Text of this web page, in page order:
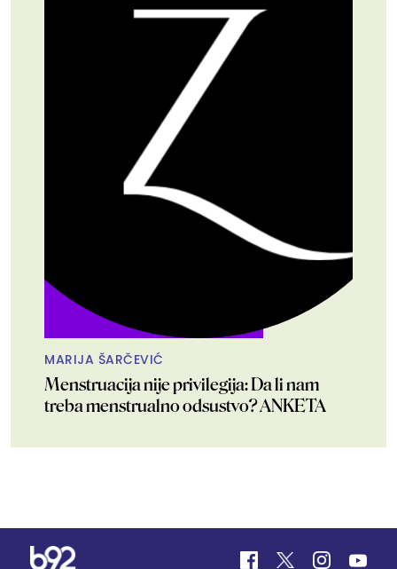
MARIJA ŠARČEVIĆ
Menstruacija nije privilegija: Da li nam
treba menstrualno odsustvo? ANKETA